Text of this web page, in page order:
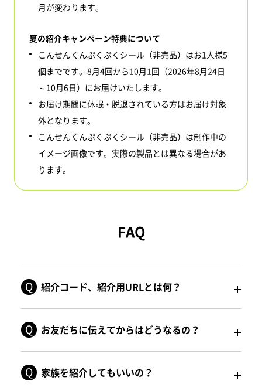
月が変わります。
夏の紹介キャンペーン特典について
こんせんくんぷくぷくシール（非売品）はお1人様5
個までです。8月4回から10月1回（2026年8月24日
～10月6日）にお届けいたします。
お届け期間に休眠・脱退されている方はお届け対象
外となります。
こんせんくんぷくぷくシール（非売品）は制作中の
イメージ画像です。実際の製品とは異なる場合があ
ります。
FAQ
紹介コード、紹介用URLとは何？
お友だちに伝えてからはどうなるの？
家族を紹介してもいいの？